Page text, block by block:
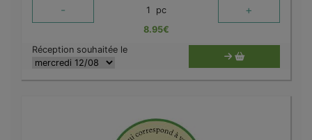
- 1 pc +
8.95€
Réception souhaitée le